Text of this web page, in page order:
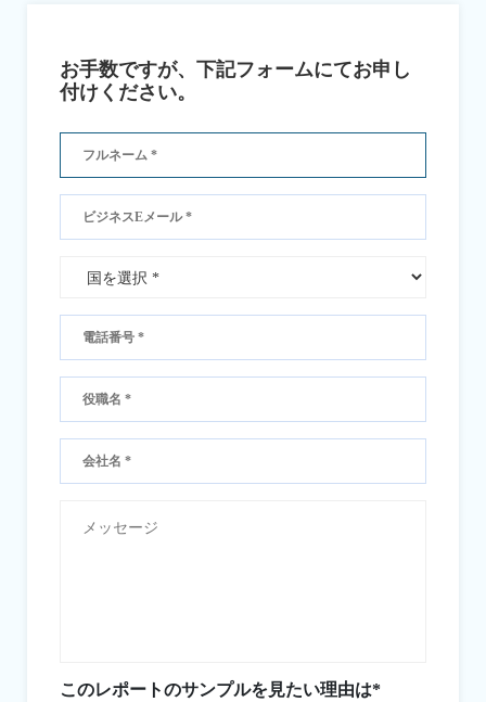
お手数ですが、下記フォームにてお申し
付けください。
このレポートのサンプルを見たい理由は*